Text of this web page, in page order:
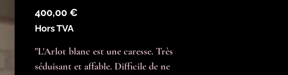
400,00 €
Hors TVA
"L'Arlot blanc est une caresse. Très
séduisant et affable. Difficile de ne